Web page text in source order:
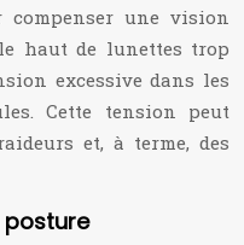
compenser une vision
haut de lunettes trop
excessive dans les
Cette tension peut
et, à terme, des
posture